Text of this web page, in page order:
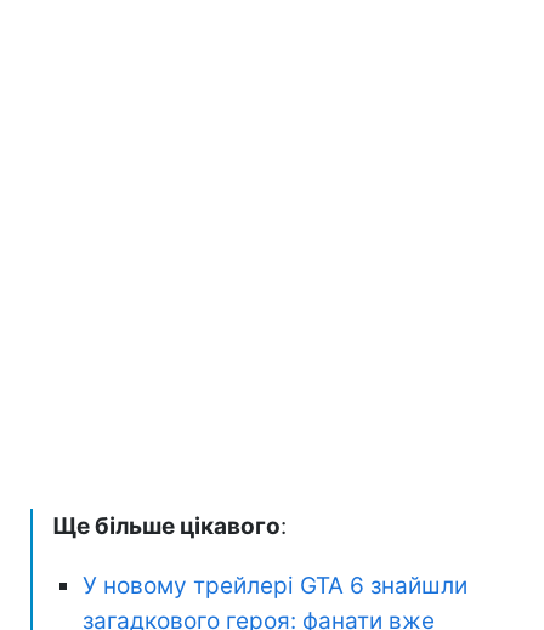
Ще більше цікавого:
У новому трейлері GTA 6 знайшли
загадкового героя: фанати вже